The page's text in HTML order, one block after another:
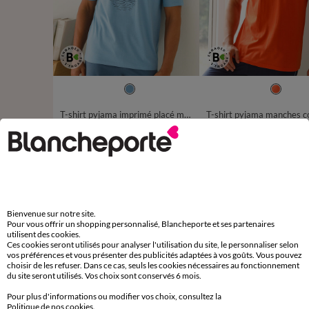
XXL
T-shirt pyjama imprimé placé manches courtes coton
à partir de 12,99 €
-50% dès 2 art Code 899013
XXL
Pyjama Haut de pyjama
Paiement 100% sécurisé
Bienvenue sur notre site.
Pour vous offrir un shopping personnalisé, Blancheporte et ses partenaires
utilisent des cookies.
Ces cookies seront utilisés pour analyser l'utilisation du site, le personnaliser selon
vos préférences et vous présenter des publicités adaptées à vos goûts. Vous pouvez
choisir de les refuser. Dans ce cas, seuls les cookies nécessaires au fonctionnement
du site seront utilisés. Vos choix sont conservés 6 mois.
Pour plus d'informations ou modifier vos choix, consultez la
Politique de nos cookies.